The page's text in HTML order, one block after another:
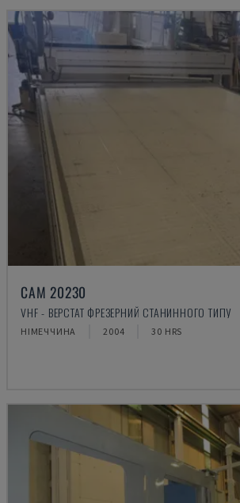
CAM 20230
VHF - ВЕРСТАТ ФРЕЗЕРНИЙ СТАНИННОГО ТИПУ
НІМЕЧЧИНА 2004 30 HRS